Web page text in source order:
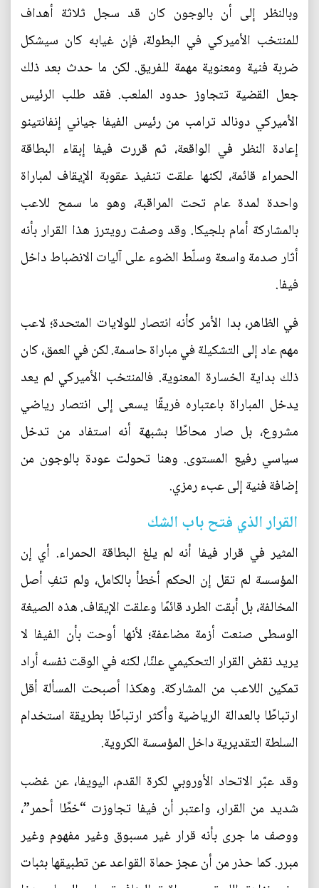
وبالنظر إلى أن بالوجون كان قد سجل ثلاثة أهداف
للمنتخب الأميركي في البطولة، فإن غيابه كان سيشكل
ضربة فنية ومعنوية مهمة للفريق. لكن ما حدث بعد ذلك
جعل القضية تتجاوز حدود الملعب. فقد طلب الرئيس
الأميركي دونالد ترامب من رئيس الفيفا جياني إنفانتينو
إعادة النظر في الواقعة، ثم قررت فيفا إبقاء البطاقة
الحمراء قائمة، لكنها علقت تنفيذ عقوبة الإيقاف لمباراة
واحدة لمدة عام تحت المراقبة، وهو ما سمح للاعب
بالمشاركة أمام بلجيكا. وقد وصفت رويترز هذا القرار بأنه
أثار صدمة واسعة وسلّط الضوء على آليات الانضباط داخل
فيفا.
في الظاهر، بدا الأمر كأنه انتصار للولايات المتحدة؛ لاعب
مهم عاد إلى التشكيلة في مباراة حاسمة. لكن في العمق، كان
ذلك بداية الخسارة المعنوية. فالمنتخب الأميركي لم يعد
يدخل المباراة باعتباره فريقًا يسعى إلى انتصار رياضي
مشروع، بل صار محاطًا بشبهة أنه استفاد من تدخل
سياسي رفيع المستوى. وهنا تحولت عودة بالوجون من
إضافة فنية إلى عبء رمزي.
القرار الذي فتح باب الشك
المثير في قرار فيفا أنه لم يلغ البطاقة الحمراء. أي إن
المؤسسة لم تقل إن الحكم أخطأ بالكامل، ولم تنفِ أصل
المخالفة، بل أبقت الطرد قائمًا وعلقت الإيقاف. هذه الصيغة
الوسطى صنعت أزمة مضاعفة؛ لأنها أوحت بأن الفيفا لا
يريد نقض القرار التحكيمي علنًا، لكنه في الوقت نفسه أراد
تمكين اللاعب من المشاركة. وهكذا أصبحت المسألة أقل
ارتباطًا بالعدالة الرياضية وأكثر ارتباطًا بطريقة استخدام
السلطة التقديرية داخل المؤسسة الكروية.
وقد عبّر الاتحاد الأوروبي لكرة القدم، اليويفا، عن غضب
شديد من القرار، واعتبر أن فيفا تجاوزت “خطًا أحمر”،
ووصف ما جرى بأنه قرار غير مسبوق وغير مفهوم وغير
مبرر. كما حذر من أن عجز حماة القواعد عن تطبيقها بثبات